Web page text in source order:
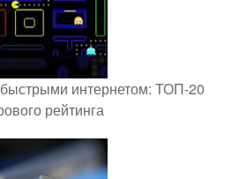
интернетом: ТОП-20
рейтинга